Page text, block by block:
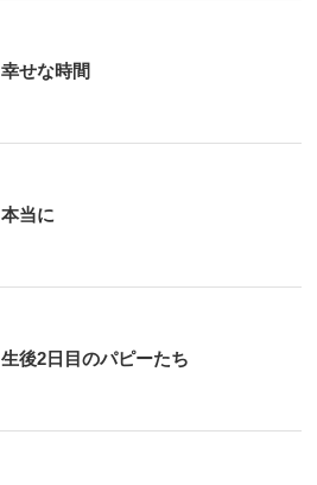
幸せな時間
本当に
生後2日目のパピーたち